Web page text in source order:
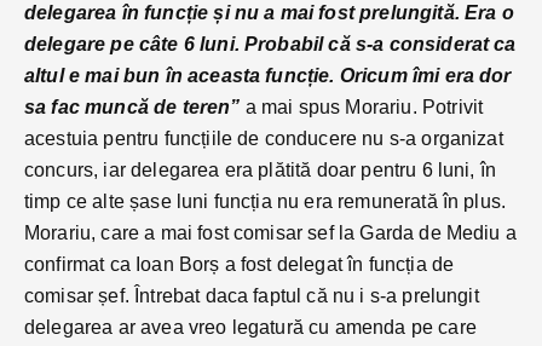
delegarea în funcție și nu a mai fost prelungită. Era o
delegare pe câte 6 luni. Probabil că s-a considerat ca
altul e mai bun în aceasta funcție. Oricum îmi era dor
sa fac muncă de teren” a mai spus Morariu. Potrivit
acestuia pentru funcțiile de conducere nu s-a organizat
concurs, iar delegarea era plătită doar pentru 6 luni, în
timp ce alte șase luni funcția nu era remunerată în plus.
Morariu, care a mai fost comisar sef la Garda de Mediu a
confirmat ca Ioan Borș a fost delegat în funcția de
comisar șef. Întrebat daca faptul că nu i s-a prelungit
delegarea ar avea vreo legatură cu amenda pe care